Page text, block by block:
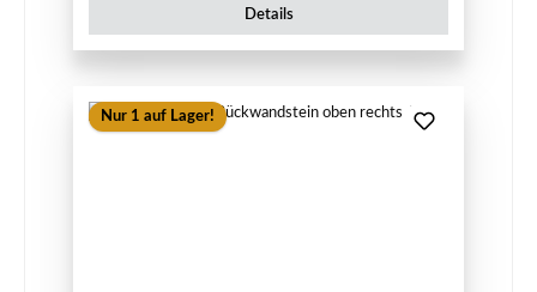
Details
Nur 1 auf Lager!